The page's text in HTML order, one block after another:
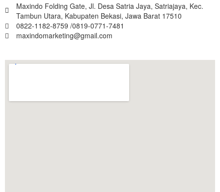
Maxindo Folding Gate, Jl. Desa Satria Jaya, Satriajaya, Kec.
Tambun Utara, Kabupaten Bekasi, Jawa Barat 17510
0822-1182-8759 /0819-0771-7481
maxindomarketing@gmail.com